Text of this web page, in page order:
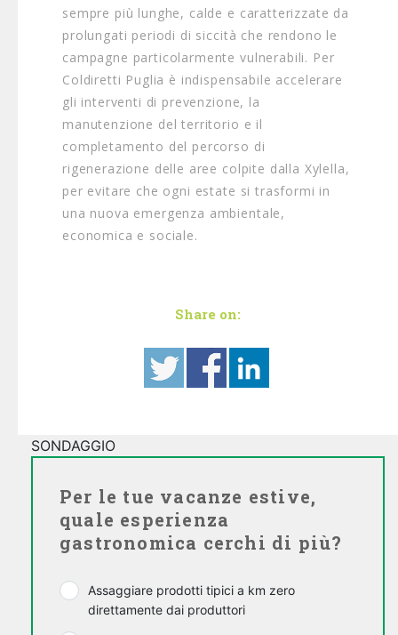
sempre più lunghe, calde e caratterizzate da
prolungati periodi di siccità che rendono le
campagne particolarmente vulnerabili. Per
Coldiretti Puglia è indispensabile accelerare
gli interventi di prevenzione, la
manutenzione del territorio e il
completamento del percorso di
rigenerazione delle aree colpite dalla Xylella,
per evitare che ogni estate si trasformi in
una nuova emergenza ambientale,
economica e sociale.
Share on:
SONDAGGIO
Per le tue vacanze estive,
quale esperienza
gastronomica cerchi di più?
Assaggiare prodotti tipici a km zero
direttamente dai produttori